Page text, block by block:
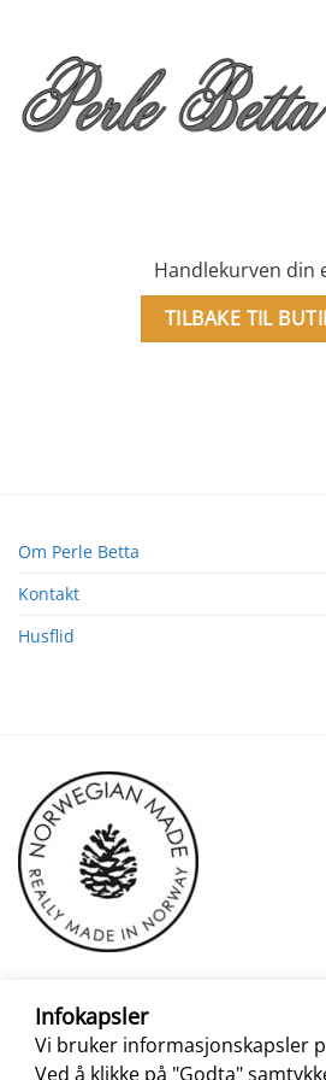
Infokapsler
Vi bruker informasjonskapsler
Ved å klikke på "Godta"
content
Handlekurven din
TILBAKE TIL
Om Perle Betta
Kontakt
Husflid